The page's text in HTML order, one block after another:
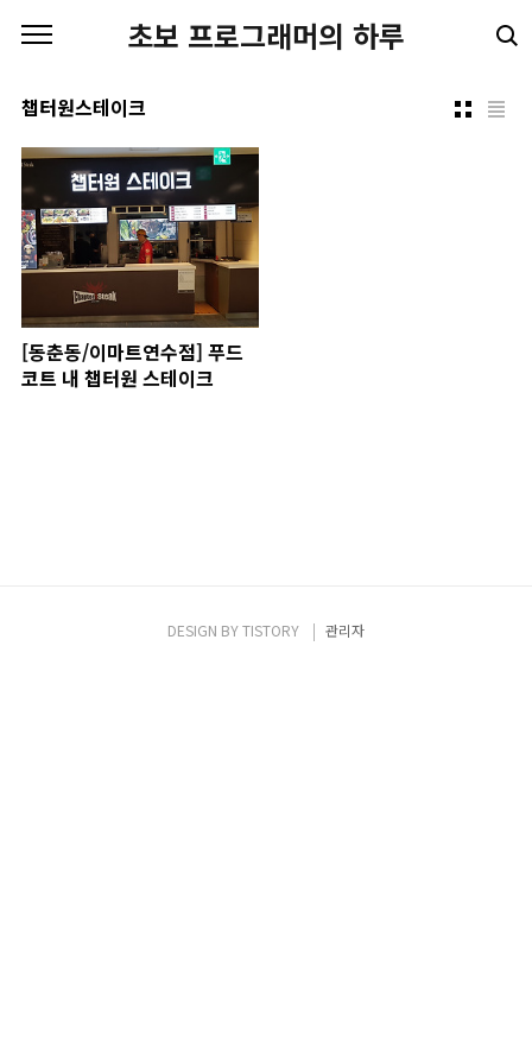
초보 프로그래머의 하루
챕터원스테이크
[동춘동/이마트연수점] 푸드
코트 내 챕터원 스테이크
DESIGN BYTISTORY 관리자